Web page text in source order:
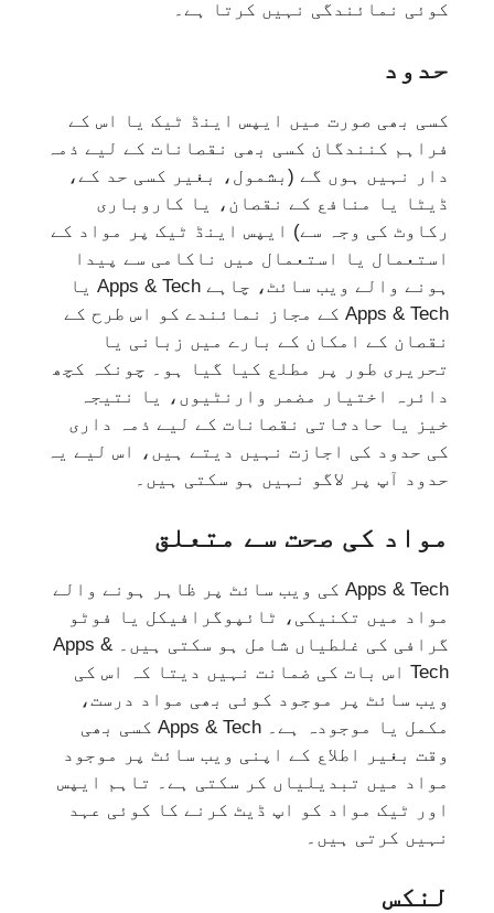
کوئی نمائندگی نہیں کرتا ہے۔
حدود
کسی بھی صورت میں ایپس اینڈ ٹیک یا اس کے
فراہم کنندگان کسی بھی نقصانات کے لیے ذمہ
دار نہیں ہوں گے (بشمول، بغیر کسی حد کے،
ڈیٹا یا منافع کے نقصان، یا کاروباری
رکاوٹ کی وجہ سے) ایپس اینڈ ٹیک پر مواد کے
استعمال یا استعمال میں ناکامی سے پیدا
ہونے والے ویب سائٹ، چاہے Apps & Tech یا
Apps & Tech کے مجاز نمائندے کو اس طرح کے
نقصان کے امکان کے بارے میں زبانی یا
تحریری طور پر مطلع کیا گیا ہو۔ چونکہ کچھ
دائرہ اختیار مضمر وارنٹیوں، یا نتیجہ
خیز یا حادثاتی نقصانات کے لیے ذمہ داری
کی حدود کی اجازت نہیں دیتے ہیں، اس لیے یہ
حدود آپ پر لاگو نہیں ہو سکتی ہیں۔
مواد کی صحت سے متعلق
Apps & Tech کی ویب سائٹ پر ظاہر ہونے والے
مواد میں تکنیکی، ٹائپوگرافیکل یا فوٹو
گرافی کی غلطیاں شامل ہو سکتی ہیں۔ Apps &
Tech اس بات کی ضمانت نہیں دیتا کہ اس کی
ویب سائٹ پر موجود کوئی بھی مواد درست،
مکمل یا موجودہ ہے۔ Apps & Tech کسی بھی
وقت بغیر اطلاع کے اپنی ویب سائٹ پر موجود
مواد میں تبدیلیاں کر سکتی ہے۔ تاہم ایپس
اور ٹیک مواد کو اپ ڈیٹ کرنے کا کوئی عہد
نہیں کرتی ہیں۔
لنکس